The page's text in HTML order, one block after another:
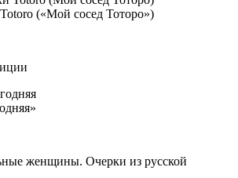
(«Мой со­сед Тото­ро»)